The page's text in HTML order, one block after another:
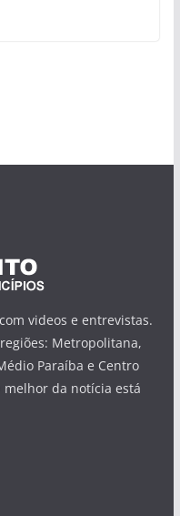
videos e entrevistas.
Metropolitana,
Paraíba e Centro
melhor da notícia está